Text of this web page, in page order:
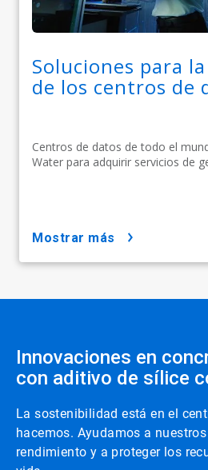
Soluciones para
de los centros de
Centros de datos de todo el
Water para adquirir servicios de
mostrar más
Innovaciones en
con aditivo de sílice
La sostenibilidad está en el
hacemos. Ayudamos a
rendimiento y a proteger los